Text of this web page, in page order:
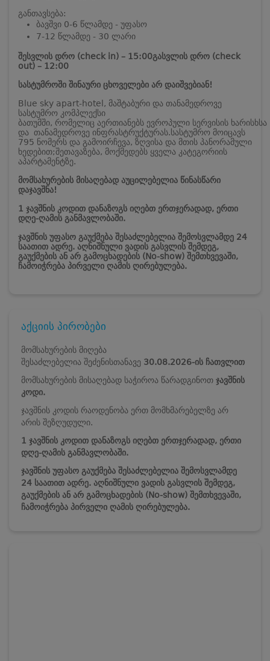
განთავსება:
ბავშვი 0-6 წლამდე - უფასო
7-12 წლამდე - 30 ლარი
შესვლის დრო (check in) – 15:00გასვლის დრო (check
out) – 12:00
სასტუმროში შინაური ცხოველები არ დაიშვებიან!
Blue sky apart-hotel, მაშტაბური და თანამედროვე
სასტუმრო კომპლექსი
ბათუმში, რომელიც აერთიანებს ევროპული სერვისის ხარისხსა
და თანამედროვე ინფრასტრუქტურას.სასტუმრო მოიცავს
795 ნომერს და გამოირჩევა, ზღვისა და მთის პანორამული
ხედებით;შეთავაზება, მოქმედებს ყველა კატეგორიის
აპარტამენტზე.
მომსახურების მისაღებად აუცილებელია წინასწარი
დაჯავშნა!
1 ჯავშნის კოდით დანაზოგს იღებთ ერთჯერადად, ერთი
დღე-ღამის განმავლობაში.
ჯავშნის უფასო გაუქმება შესაძლებელია შემოსვლამდე 24
საათით ადრე. აღნიშნული ვადის გასვლის შემდეგ,
გაუქმების ან არ გამოცხადების (No-show) შემთხვევაში,
ჩამოიჭრება პირველი ღამის ღირებულება.
აქციის პირობები
მომსახურების მიღება
შესაძლებელია შეძენისთანავე 30.08.2026-ის ჩათვლით
მომსახურების მისაღებად საჭიროა წარადგინოთ ჯავშნის
კოდი.
ჯავშნის კოდის რაოდენობა ერთ მომხმარებელზე არ
არის შეზღუდული.
1 ჯავშნის კოდით დანაზოგს იღებთ ერთჯერადად, ერთი
დღე-ღამის განმავლობაში.
ჯავშნის უფასო გაუქმება შესაძლებელია შემოსვლამდე
24 საათით ადრე. აღნიშნული ვადის გასვლის შემდეგ,
გაუქმების ან არ გამოცხადების (No-show) შემთხვევაში,
ჩამოიჭრება პირველი ღამის ღირებულება.